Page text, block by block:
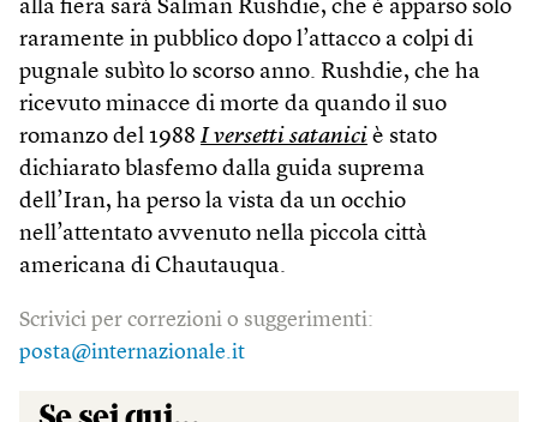
alla fiera sarà Salman Rushdie, che è apparso solo
raramente in pubblico dopo l’attacco a colpi di
pugnale subìto lo scorso anno. Rushdie, che ha
ricevuto minacce di morte da quando il suo
romanzo del 1988 I versetti satanici è stato
dichiarato blasfemo dalla guida suprema
dell’Iran, ha perso la vista da un occhio
nell’attentato avvenuto nella piccola città
americana di Chautauqua.
Scrivici per correzioni o suggerimenti:
posta@internazionale.it